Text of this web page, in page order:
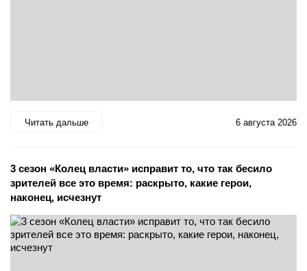
Читать дальше 6 августа 2026
3 сезон «Колец власти» исправит то, что так бесило
зрителей все это время: раскрыто, какие герои,
наконец, исчезнут